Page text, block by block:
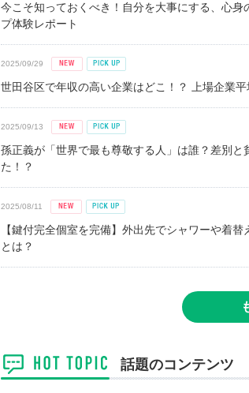
今こそ知っておくべき！自分を大事にする、心
プ体験レポート
2025/09/29
世田谷区で年収の高い企業はどこ！？ 上場企業
2025/09/13
孫正義が「世界で最も尊敬する人」は誰？差別
た！？
2025/08/11
【鍵付完全個室を完備】外出先でシャワーや着
とは？
話題のコンテンツ